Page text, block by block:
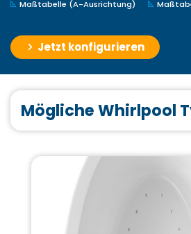
Maßtabelle (A-Ausrichtung)
Jetzt konfigurieren
Mögliche Whirlpool